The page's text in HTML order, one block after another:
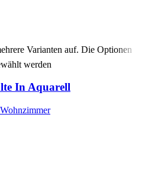
Varianten auf. Die Optionen
werden
In Aquarell